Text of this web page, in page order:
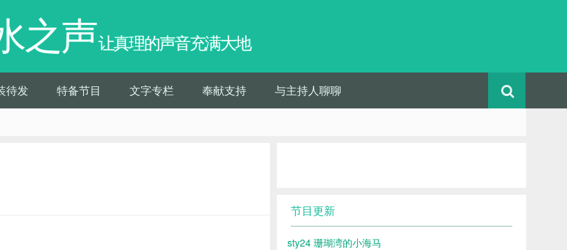
之声让真理的声音充满大地
待发 特备节目 文字专栏 奉献支持 与主持人聊聊
节目更新
sty24 珊瑚湾的小海马